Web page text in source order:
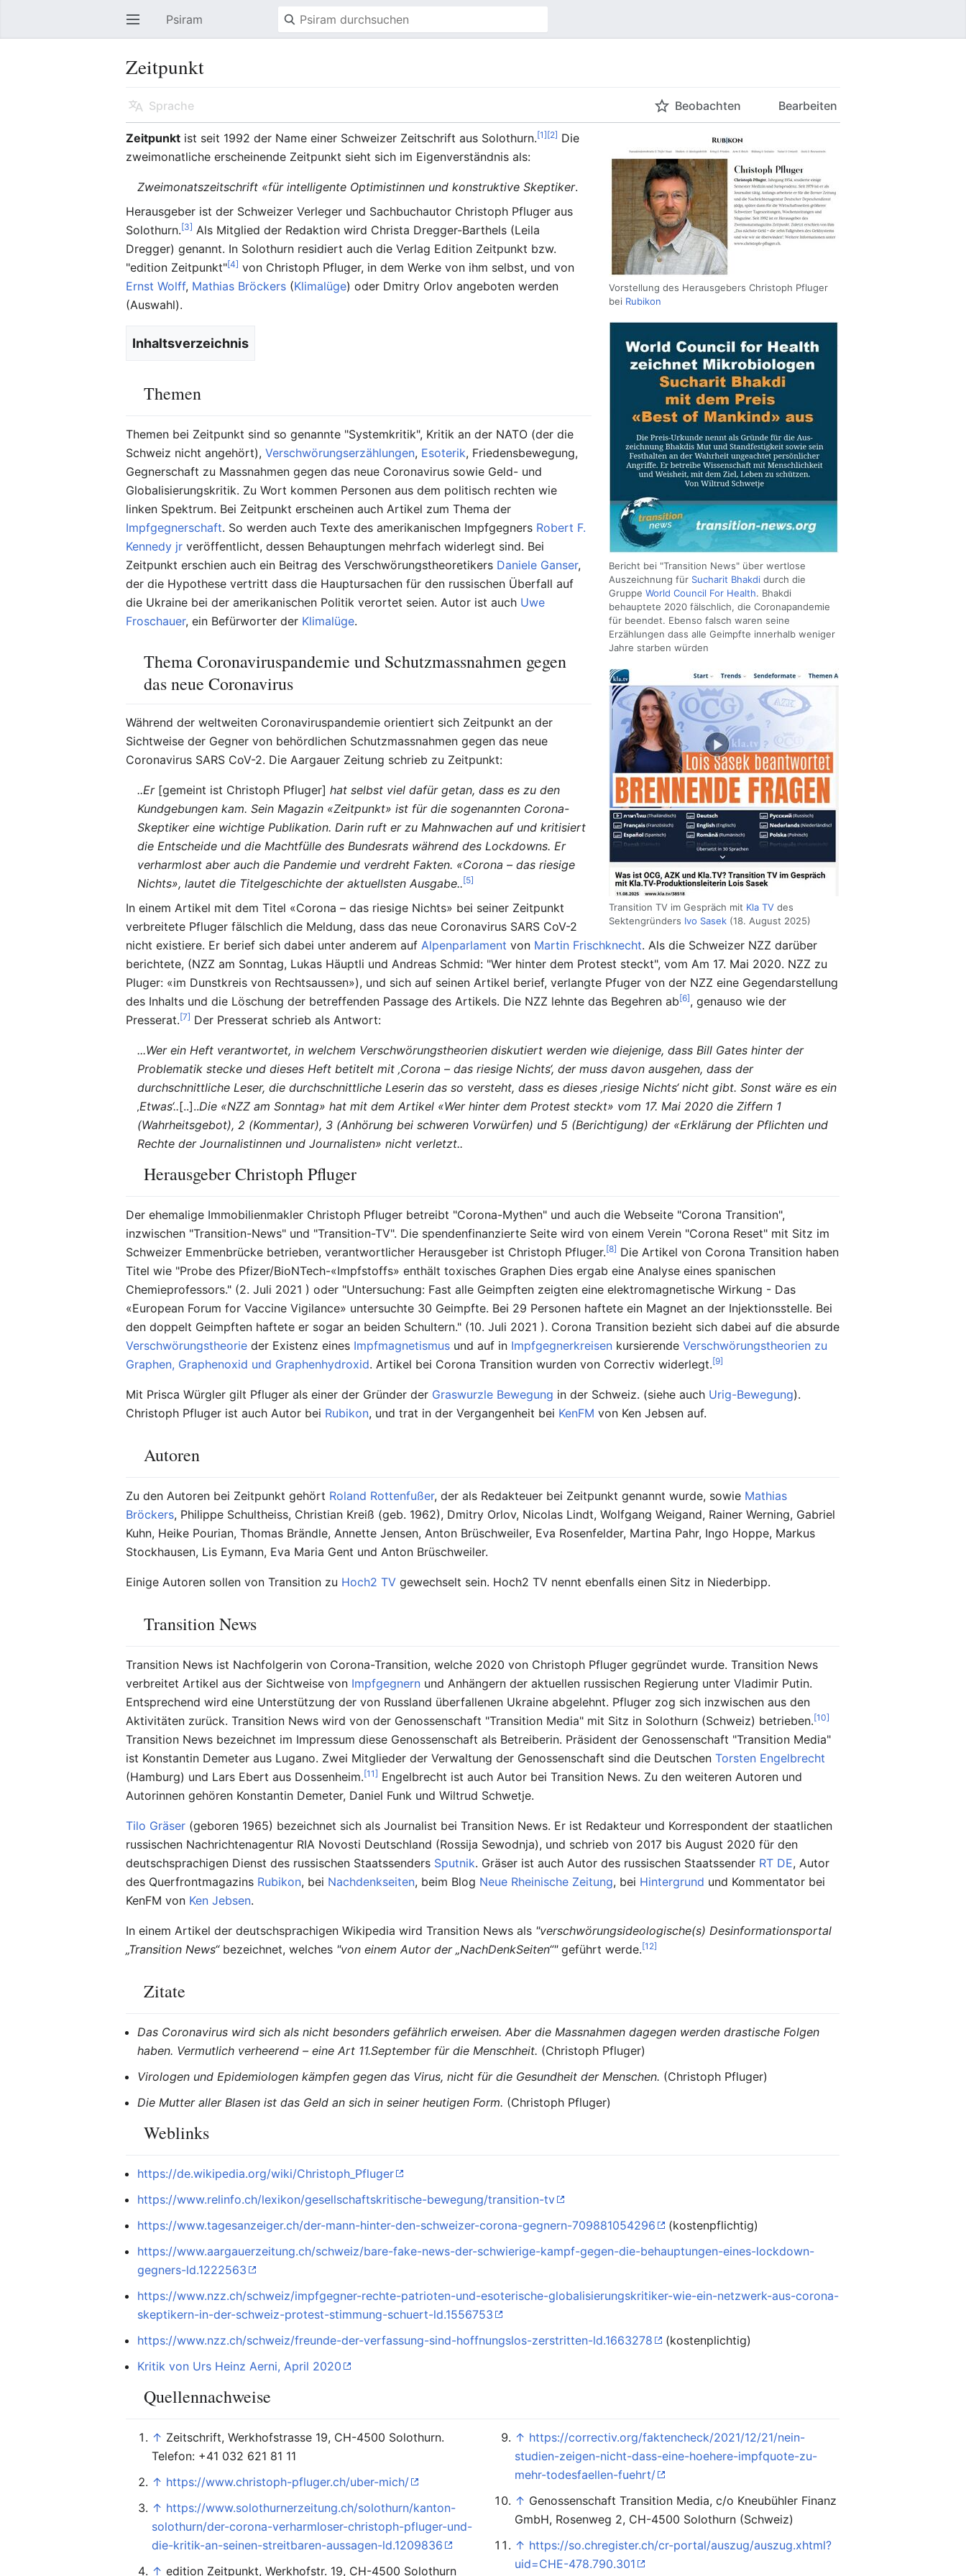
Hauptmenü öffnen Psiram
Zeitpunkt
Sprache Beobachten Bearbeiten
Vorstellung des Herausgebers Christoph Pfluger
bei Rubikon
Bericht bei "Transition News" über wertlose
Auszeichnung für Sucharit Bhakdidurch die
Gruppe World Council For Health. Bhakdi
behauptete 2020 fälschlich, die Coronapandemie
für beendet. Ebenso falsch waren seine
Erzählungen dass alle Geimpfte innerhalb weniger
Jahre starben würden
Transition TV im Gespräch mit Kla TVdes
Sektengründers Ivo Sasek(18. August 2025)
Zeitpunkt ist seit 1992 der Name einer Schweizer Zeitschrift aus Solothurn.[1][2] Die
zweimonatliche erscheinende Zeitpunkt sieht sich im Eigenverständnis als:
Zweimonatszeitschrift «für intelligente Optimistinnen und konstruktive Skeptiker.
Herausgeber ist der Schweizer Verleger und Sachbuchautor Christoph Pfluger aus
Solothurn.[3] Als Mitglied der Redaktion wird Christa Dregger-Barthels (Leila
Dregger) genannt. In Solothurn residiert auch die Verlag Edition Zeitpunkt bzw.
"edition Zeitpunkt"[4] von Christoph Pfluger, in dem Werke von ihm selbst, und von
Ernst Wolff, Mathias Bröckers (Klimalüge) oder Dmitry Orlov angeboten werden
(Auswahl).
Inhaltsverzeichnis
Themen
Themen bei Zeitpunkt sind so genannte "Systemkritik", Kritik an der NATO (der die
Schweiz nicht angehört),Verschwörungserzählungen, Esoterik, Friedensbewegung,
Gegnerschaft zu Massnahmen gegen das neue Coronavirus sowie Geld- und
Globalisierungskritik. Zu Wort kommen Personen aus dem politisch rechten wie
linken Spektrum. Bei Zeitpunkt erscheinen auch Artikel zum Thema der
Impfgegnerschaft. So werden auch Texte des amerikanischen Impfgegners Robert F.
Kennedy jr veröffentlicht, dessen Behauptungen mehrfach widerlegt sind. Bei
Zeitpunkt erschien auch ein Beitrag des Verschwörungstheoretikers Daniele Ganser,
der die Hypothese vertritt dass die Hauptursachen für den russischen Überfall auf
die Ukraine bei der amerikanischen Politik verortet seien. Autor ist auch Uwe
Froschauer, ein Befürworter der Klimalüge.
Thema Coronaviruspandemie und Schutzmassnahmen gegen
das neue Coronavirus
Während der weltweiten Coronaviruspandemie orientiert sich Zeitpunkt an der
Sichtweise der Gegner von behördlichen Schutzmassnahmen gegen das neue
Coronavirus SARS CoV-2. Die Aargauer Zeitung schrieb zu Zeitpunkt:
..Er [gemeint ist Christoph Pfluger] hat selbst viel dafür getan, dass es zu den
Kundgebungen kam. Sein Magazin «Zeitpunkt» ist für die sogenannten Corona-
Skeptiker eine wichtige Publikation. Darin ruft er zu Mahnwachen auf und kritisiert
die Entscheide und die Machtfülle des Bundesrats während des Lockdowns. Er
verharmlost aber auch die Pandemie und verdreht Fakten. «Corona – das riesige
Nichts», lautet die Titelgeschichte der aktuellsten Ausgabe..[5]
In einem Artikel mit dem Titel «Corona – das riesige Nichts» bei seiner Zeitpunkt
verbreitete Pfluger fälschlich die Meldung, dass das neue Coronavirus SARS CoV-2
nicht existiere. Er berief sich dabei unter anderem aufAlpenparlament von Martin Frischknecht. Als die Schweizer NZZ darüber
berichtete, (NZZ am Sonntag, Lukas Häuptli und Andreas Schmid: "Wer hinter dem Protest steckt", vom Am 17. Mai 2020. NZZ zu
Pluger: «im Dunstkreis von Rechtsaussen»), und sich auf seinen Artikel berief, verlangte Pfuger von der NZZ eine Gegendarstellung
des Inhalts und die Löschung der betreffenden Passage des Artikels. Die NZZ lehnte das Begehren ab[6], genauso wie der
Presserat.[7] Der Presserat schrieb als Antwort:
...Wer ein Heft verantwortet, in welchem Verschwörungstheorien diskutiert werden wie diejenige, dass Bill Gates hinter der
Problematik stecke und dieses Heft betitelt mit ‚Corona – das riesige Nichts‘, der muss davon ausgehen, dass der
durchschnittliche Leser, die durchschnittliche Leserin das so versteht, dass es dieses ‚riesige Nichts‘ nicht gibt. Sonst wäre es ein
‚Etwas‘..[..]..Die «NZZ am Sonntag» hat mit dem Artikel «Wer hinter dem Protest steckt» vom 17. Mai 2020 die Ziffern 1
(Wahrheitsgebot), 2 (Kommentar), 3 (Anhörung bei schweren Vorwürfen) und 5 (Berichtigung) der «Erklärung der Pflichten und
Rechte der Journalistinnen und Journalisten» nicht verletzt..
Herausgeber Christoph Pfluger
Der ehemalige Immobilienmakler Christoph Pfluger betreibt "Corona-Mythen" und auch die Webseite "Corona Transition",
inzwischen "Transition-News" und "Transition-TV". Die spendenfinanzierte Seite wird von einem Verein "Corona Reset" mit Sitz im
Schweizer Emmenbrücke betrieben, verantwortlicher Herausgeber ist Christoph Pfluger.[8] Die Artikel von Corona Transition haben
Titel wie "Probe des Pfizer/BioNTech-«Impfstoffs» enthält toxisches Graphen Dies ergab eine Analyse eines spanischen
Chemieprofessors." (2. Juli 2021 ) oder "Untersuchung: Fast alle Geimpften zeigten eine elektromagnetische Wirkung - Das
«European Forum for Vaccine Vigilance» untersuchte 30 Geimpfte. Bei 29 Personen haftete ein Magnet an der Injektionsstelle. Bei
den doppelt Geimpften haftete er sogar an beiden Schultern." (10. Juli 2021 ). Corona Transition bezieht sich dabei auf die absurde
Verschwörungstheorie der Existenz eines Impfmagnetismus und auf in Impfgegnerkreisen kursierendeVerschwörungstheorien zu
Graphen, Graphenoxid und Graphenhydroxid. Artikel bei Corona Transition wurden von Correctiv widerlegt.[9]
Mit Prisca Würgler gilt Pfluger als einer der Gründer der Graswurzle Bewegung in der Schweiz. (siehe auch Urig-Bewegung).
Christoph Pfluger ist auch Autor bei Rubikon, und trat in der Vergangenheit bei KenFM von Ken Jebsen auf.
Autoren
Zu den Autoren bei Zeitpunkt gehört Roland Rottenfußer, der als Redakteuer bei Zeitpunkt genannt wurde, sowie Mathias
Bröckers, Philippe Schultheiss, Christian Kreiß (geb. 1962), Dmitry Orlov, Nicolas Lindt, Wolfgang Weigand, Rainer Werning, Gabriel
Kuhn, Heike Pourian, Thomas Brändle, Annette Jensen, Anton Brüschweiler, Eva Rosenfelder, Martina Pahr, Ingo Hoppe, Markus
Stockhausen, Lis Eymann, Eva Maria Gent und Anton Brüschweiler.
Einige Autoren sollen von Transition zu Hoch2 TV gewechselt sein. Hoch2 TV nennt ebenfalls einen Sitz in Niederbipp.
Transition News
Transition News ist Nachfolgerin von Corona-Transition, welche 2020 von Christoph Pfluger gegründet wurde. Transition News
verbreitet Artikel aus der Sichtweise von Impfgegnern und Anhängern der aktuellen russischen Regierung unter Vladimir Putin.
Entsprechend wird eine Unterstützung der von Russland überfallenen Ukraine abgelehnt. Pfluger zog sich inzwischen aus den
Aktivitäten zurück. Transition News wird von der Genossenschaft "Transition Media" mit Sitz in Solothurn (Schweiz) betrieben.[10]
Transition News bezeichnet im Impressum diese Genossenschaft als Betreiberin. Präsident der Genossenschaft "Transition Media"
ist Konstantin Demeter aus Lugano. Zwei Mitglieder der Verwaltung der Genossenschaft sind die DeutschenTorsten Engelbrecht
(Hamburg) und Lars Ebert aus Dossenheim.[11] Engelbrecht ist auch Autor bei Transition News. Zu den weiteren Autoren und
Autorinnen gehören Konstantin Demeter, Daniel Funk und Wiltrud Schwetje.
Tilo Gräser (geboren 1965) bezeichnet sich als Journalist bei Transition News. Er ist Redakteur und Korrespondent der staatlichen
russischen Nachrichtenagentur RIA Novosti Deutschland (Rossija Sewodnja), und schrieb von 2017 bis August 2020 für den
deutschsprachigen Dienst des russischen Staatssenders Sputnik. Gräser ist auch Autor des russischen Staatssender RT DE, Autor
des Querfrontmagazins Rubikon, bei Nachdenkseiten, beim Blog Neue Rheinische Zeitung, bei Hintergrund und Kommentator bei
KenFM von Ken Jebsen.
In einem Artikel der deutschsprachigen Wikipedia wird Transition News als "verschwörungsideologische(s) Desinformationsportal
„Transition News“bezeichnet, welches "von einem Autor der „NachDenkSeiten“"geführt werde.[12]
Zitate
Das Coronavirus wird sich als nicht besonders gefährlich erweisen. Aber die Massnahmen dagegen werden drastische Folgen
haben. Vermutlich verheerend – eine Art 11.September für die Menschheit. (Christoph Pfluger)
Virologen und Epidemiologen kämpfen gegen das Virus, nicht für die Gesundheit der Menschen. (Christoph Pfluger)
Die Mutter aller Blasen ist das Geld an sich in seiner heutigen Form. (Christoph Pfluger)
Weblinks
https://de.wikipedia.org/wiki/Christoph_Pfluger
https://www.relinfo.ch/lexikon/gesellschaftskritische-bewegung/transition-tv
https://www.tagesanzeiger.ch/der-mann-hinter-den-schweizer-corona-gegnern-709881054296
(kostenpflichtig)
https://www.aargauerzeitung.ch/schweiz/bare-fake-news-der-schwierige-kampf-gegen-die-behauptungen-eines-lockdown-
gegners-ld.1222563
https://www.nzz.ch/schweiz/impfgegner-rechte-patrioten-und-esoterische-globalisierungskritiker-wie-ein-netzwerk-aus-corona-
skeptikern-in-der-schweiz-protest-stimmung-schuert-ld.1556753
https://www.nzz.ch/schweiz/freunde-der-verfassung-sind-hoffnungslos-zerstritten-ld.1663278
(kostenplichtig)
Kritik von Urs Heinz Aerni, April 2020
Quellennachweise
↑ Zeitschrift, Werkhofstrasse 19, CH-4500 Solothurn.
Telefon: +41 032 621 81 11
↑ https://www.christoph-pfluger.ch/uber-mich/
↑ https://www.solothurnerzeitung.ch/solothurn/kanton-
solothurn/der-corona-verharmloser-christoph-pfluger-und-
die-kritik-an-seinen-streitbaren-aussagen-ld.1209836
↑ edition Zeitpunkt, Werkhofstr. 19, CH-4500 Solothurn
↑ https://correctiv.org/faktencheck/2021/12/21/nein-
studien-zeigen-nicht-dass-eine-hoehere-impfquote-zu-
mehr-todesfaellen-fuehrt/
↑ Genossenschaft Transition Media, c/o Kneubühler Finanz
GmbH, Rosenweg 2, CH-4500 Solothurn (Schweiz)
↑ https://so.chregister.ch/cr-portal/auszug/auszug.xhtml?
uid=CHE-478.790.301